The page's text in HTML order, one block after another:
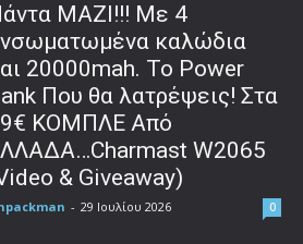
ΜΑΖΙ!!! Με 4
καλώδια
20000mah. Το Power
Που θα λατρέψεις! Στα
ΚΟΜΠΛΕ Από
W2065
& Giveaway)
- 29 Ιουλίου 2026 0